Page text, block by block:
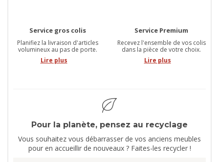
Service gros colis
Planifiez la livraison d'articles
volumineux au pas de porte.
Lire plus
Service Premium
Recevez l'ensemble de vos colis
dans la pièce de votre choix.
Lire plus
Pour la planète, pensez au recyclage
Vous souhaitez vous débarrasser de vos anciens meubles
pour en accueillir de nouveaux ? Faites-les recycler !